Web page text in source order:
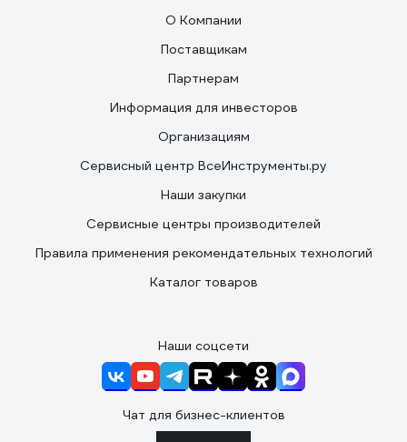
О Компании
Поставщикам
Партнерам
Информация для инвесторов
Организациям
Сервисный центр ВсеИнструменты.ру
Наши закупки
Сервисные центры производителей
Правила применения рекомендательных технологий
Каталог товаров
Наши соцсети
Чат для бизнес-клиентов